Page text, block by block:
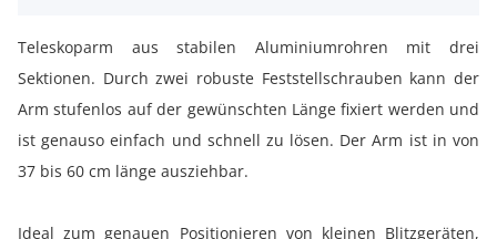
Teleskoparm aus stabilen Aluminiumrohren mit drei
Sektionen. Durch zwei robuste Feststellschrauben kann der
Arm stufenlos auf der gewünschten Länge fixiert werden und
ist genauso einfach und schnell zu lösen. Der Arm ist in von
37 bis 60 cm länge ausziehbar.
Ideal zum genauen Positionieren von kleinen Blitzgeräten,